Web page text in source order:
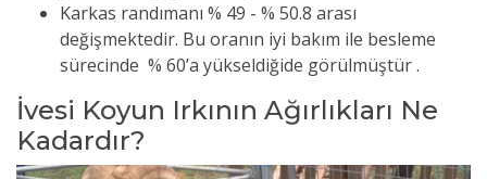
Karkas randımanı % 49 - % 50.8 arası
değişmektedir. Bu oranın iyi bakım ile besleme
sürecinde % 60’a yükseldiğide görülmüştür.
İvesi Koyun Irkının Ağırlıkları Ne
Kadardır?